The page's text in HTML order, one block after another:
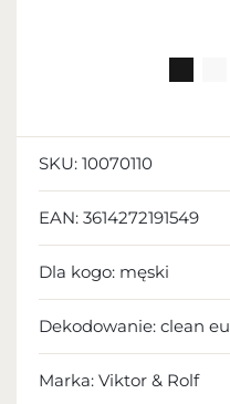
SKU: 10070110
EAN: 3614272191549
Dla kogo: męski
Dekodowanie: clean eu
Marka: Viktor & Rolf